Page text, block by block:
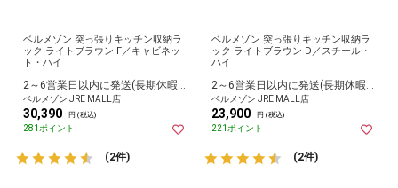
ベルメゾン 突っ張りキッチン収納ラ
ック ライトブラウン F／キャビネッ
ト・ハイ
2～6営業日以内に発送(長期休暇除く)
ベルメゾン JRE MALL店
30,390 円 (税込)
281ポイント
(2件)
ベルメゾン 突っ張りキッチン収納ラ
ック ライトブラウン D／スチール・
ハイ
2～6営業日以内に発送(長期休暇除く)
ベルメゾン JRE MALL店
23,900 円 (税込)
221ポイント
(2件)